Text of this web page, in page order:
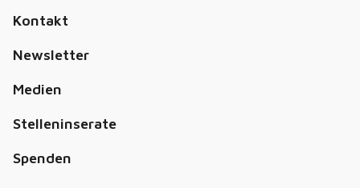
Kontakt
Newsletter
Medien
Stelleninserate
Spenden